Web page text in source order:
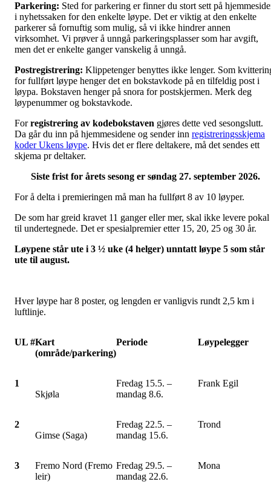
Parkering: Sted for parkering er finner du stort sett på
i nyhetssaken for den enkelte løype. Det er viktig at den enkelte
parkerer så fornuftig som mulig, så vi ikke hindrer annen
virksomhet. Vi prøver å unngå parkeringsplasser som har avgift,
men det er enkelte ganger vanskelig å unngå.
Postregistrering: Klippetenger benyttes ikke lenger. Som
for fullført løype henger det en bokstavkode på en tilfeldig post i
løypa. Bokstaven henger på snora for postskjermen. Merk deg
løypenummer og bokstavkode.
Forregistrering av kodebokstaven gjøres dette ved sesongslutt.
Da går du inn på hjemmesidene og sender inn registreringsskjema
koder Ukens løype. Hvis det er flere deltakere, må det sendes ett
skjema pr deltaker.
Siste frist for årets sesong er søndag 27. september 2026.
For å delta i premieringen må man ha fullført 8 av 10 løyper.
De som har greid kravet 11 ganger eller mer, skal ikke levere pokal
til undertegnede. Det er spesialpremier etter 15, 20, 25 og 30 år.
Løypene står ute i 3 ½ uke (4 helger) unntatt løype 5 som står
ute til august.
Hver løype har 8 poster, og lengden er vanligvis rundt 2,5 km i
luftlinje.
UL #Kart
(område/parkering)
Periode Løypelegger
1
Skjøla
Fredag 15.5. –
mandag 8.6.
Frank Egil
2
Gimse (Saga)
Fredag 22.5. –
mandag 15.6.
Trond
3
Fremo Nord (Fremo
leir)
Fredag 29.5. –
mandag 22.6.
Mona